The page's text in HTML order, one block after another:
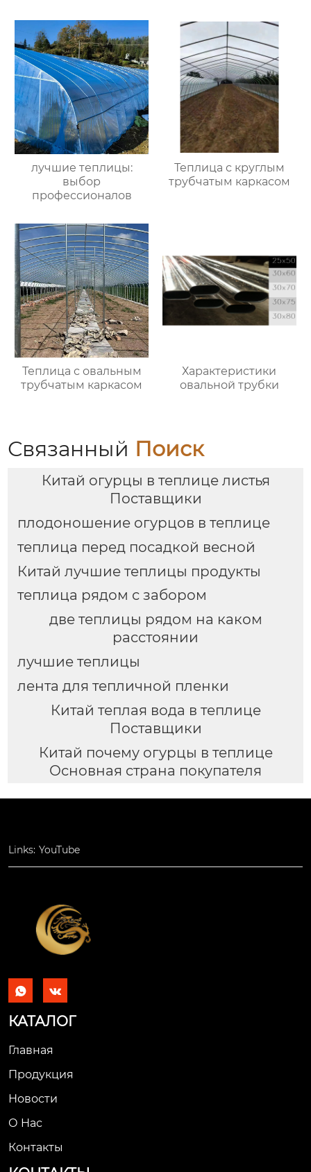
лучшие теплицы:
выбор
профессионалов
Теплица с круглым
трубчатым каркасом
Теплица с овальным
трубчатым каркасом
Характеристики
овальной трубки
Связанный Поиск
Китай огурцы в теплице листья
Поставщики
плодоношение огурцов в теплице
теплица перед посадкой весной
Китай лучшие теплицы продукты
теплица рядом с забором
две теплицы рядом на каком
расстоянии
лучшие теплицы
лента для тепличной пленки
Китай теплая вода в теплице
Поставщики
Китай почему огурцы в теплице
Основная страна покупателя
Links: YouTube
 
КАТАЛОГ
Главная
Продукция
Новости
О Hас
Контакты